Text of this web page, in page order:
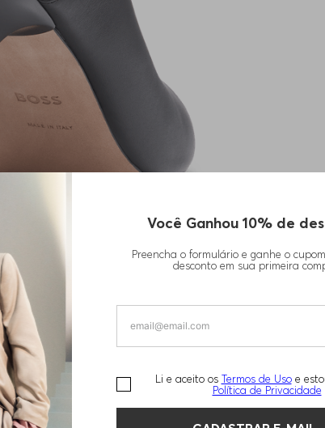
Você Ganhou 10% de
Preencha o formulário e ganhe o
desconto em sua primeira
Li e aceito os Termos de Uso e
Política de Privacidade